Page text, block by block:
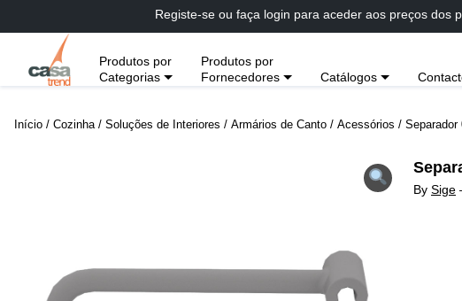
diretamente
conteúdo
Registe-se ou faça login para aceder aos preços dos
Produtos por
Categorias
Produtos por
Fornecedores
Catálogos
Início / Cozinha / Soluções de Interiores / Armários de Canto / Acessórios / Separador
By Sige